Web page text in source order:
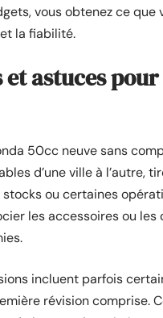
vous obtenez ce
la fiabilité.
astuces
50cc neuve sans
d’une ville à l’autre,
ou certaines
les accessoires ou
incluent parfois
révision comprise.